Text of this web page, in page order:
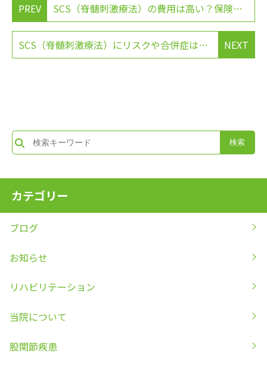
PREV SCS（脊髄刺激療法）の費用は高い？保険適用と「高額療養費制度」について解説【SCS Q&A Vol.2】
NEXT
SCS（脊髄刺激療法）にリスクや合併症はある？「入れた後に後悔しない」ためのQ&A【SCS Q&A Vol.3】
カテゴリー
ブログ
お知らせ
リハビリテーション
当院について
股関節疾患